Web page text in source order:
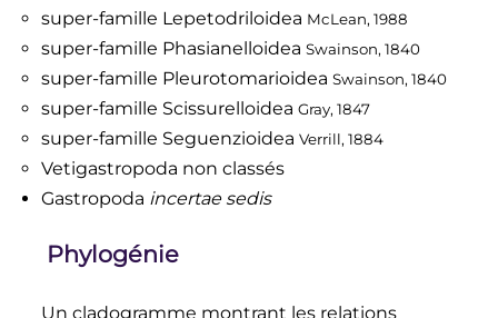
super-famille Lepetodriloidea McLean, 1988
super-famille Phasianelloidea Swainson, 1840
super-famille Pleurotomarioidea Swainson, 1840
super-famille Scissurelloidea Gray, 1847
super-famille Seguenzioidea Verrill, 1884
Vetigastropoda non classés
Gastropoda incertae sedis
Phylogénie
Un cladogramme montrant les relations